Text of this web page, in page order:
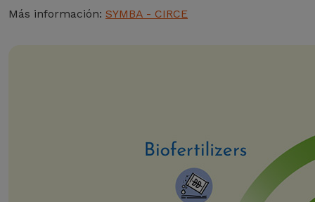
Más información: SYMBA - CIRCE